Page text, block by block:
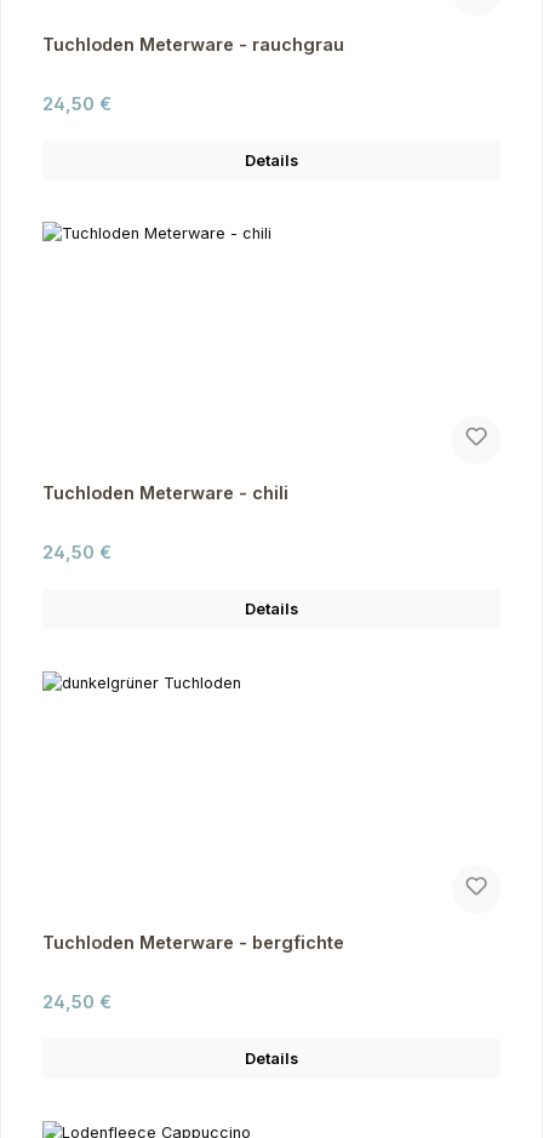
Tuchloden Meterware - rauchgrau
Regulärer Preis:
24,50 €
Details
Tuchloden Meterware - chili
Regulärer Preis:
24,50 €
Details
Tuchloden Meterware - bergfichte
Regulärer Preis:
24,50 €
Details